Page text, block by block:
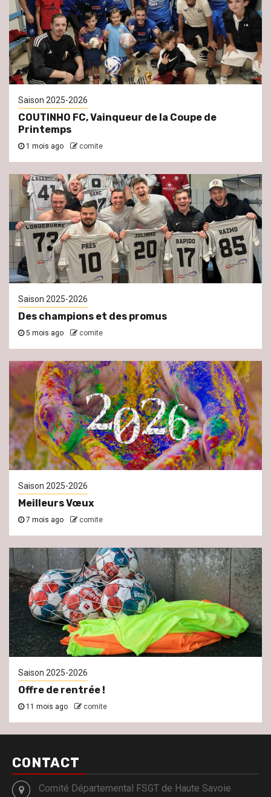
Saison 2025-2026
COUTINHO FC, Vainqueur de la Coupe de
Printemps
1 mois ago comite
Saison 2025-2026
Des champions et des promus
5 mois ago comite
Saison 2025-2026
Meilleurs Vœux
7 mois ago comite
Saison 2025-2026
Offre de rentrée !
11 mois ago comite
CONTACT
Comité Départemental FSGT de Haute Savoie